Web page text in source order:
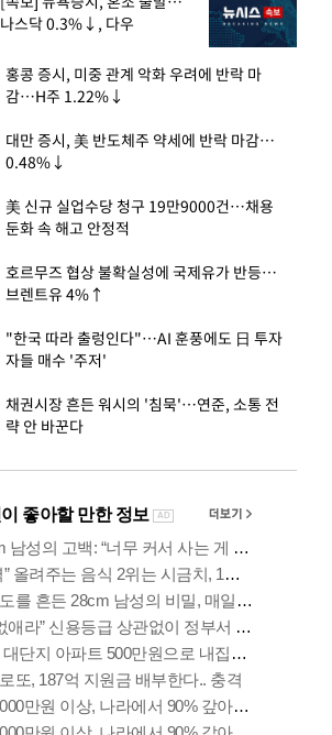
나스닥 0.3%↓, 다우
홍콩 증시, 미중 관계 악화 우려에 반락 마
감…H주 1.22%↓
대만 증시, 美 반도체주 약세에 반락 마감…
0.48%↓
美 신규 실업수당 청구 19만9000건…채용
둔화 속 해고 안정적
호르무즈 협상 불확실성에 국제유가 반등…
브렌트유 4%↑
"한국 따라 출렁인다"…AI 훈풍에도 日 투자
자들 매수 '주저'
채권시장 흔든 워시의 '침묵'…연준, 소통 전
략 안 바꾼다